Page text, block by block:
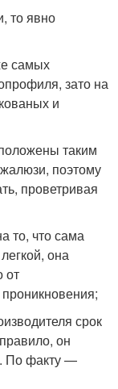
то явно
самых
зато на
и
таким
поэтому
проветривая
то, что сама
она
от
срок
он
По факту —